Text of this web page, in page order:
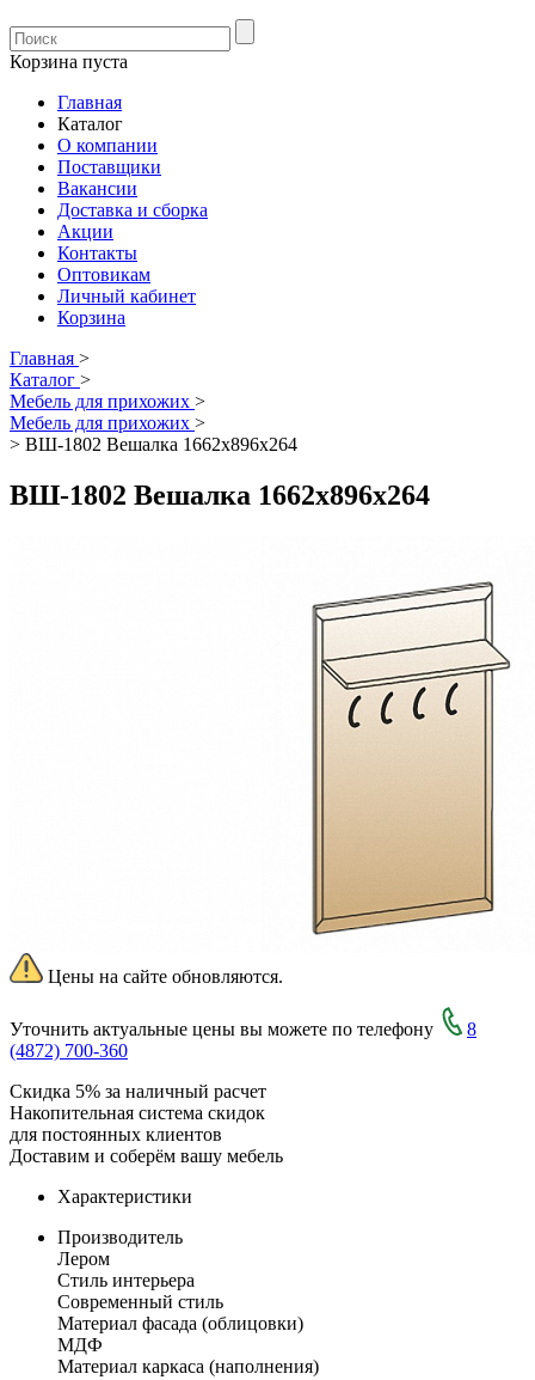
Корзина пуста
Главная
Каталог
О компании
Поставщики
Вакансии
Доставка и сборка
Акции
Контакты
Оптовикам
Личный кабинет
Корзина
Главная >
Каталог >
Мебель для прихожих >
Мебель для прихожих >
> ВШ-1802 Вешалка 1662х896х264
ВШ-1802 Вешалка 1662х896х264
Цены на сайте обновляются.
Уточнить актуальные цены вы можете по телефону
8
(4872) 700-360
Скидка 5% за наличный расчет
Накопительная система скидок
для постоянных клиентов
Доставим и соберём вашу мебель
Характеристики
Производитель
Лером
Стиль интерьера
Современный стиль
Материал фасада (облицовки)
МДФ
Материал каркаса (наполнения)